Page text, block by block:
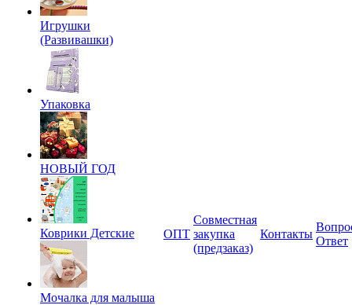
Игрушки
(Развивашки)
Упаковка
НОВЫЙ ГОД
Коврики Детские
Мочалка для малыша
ОПТ
Совместная
закупка
(предзаказ)
Контакты
Ответ